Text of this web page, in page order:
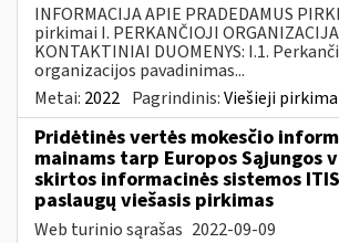
INFORMACIJA APIE PRADEDAMUS
pirkimai I. PERKANČIOJI
KONTAKTINIAI DUOMENYS: I.1.
organizacijos pavadinimas...
Metai: 2022 Pagrindinis:Viešieji
Pridėtinės vertės mokesčio
mainams tarp Europos Sąjungos
skirtos informacinės sistemos
paslaugų viešasis pirkimas
Web turinio sąrašas 2022-09-09